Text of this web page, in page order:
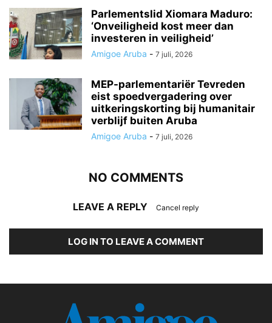
Parlementslid Xiomara Maduro:
‘Onveiligheid kost meer dan
investeren in veiligheid’
Amigoe Aruba - 7 juli, 2026
MEP-parlementariër Tevreden
eist spoedvergadering over
uitkeringskorting bij humanitair
verblijf buiten Aruba
Amigoe Aruba - 7 juli, 2026
NO COMMENTS
LEAVE A REPLY Cancel reply
LOG IN TO LEAVE A COMMENT